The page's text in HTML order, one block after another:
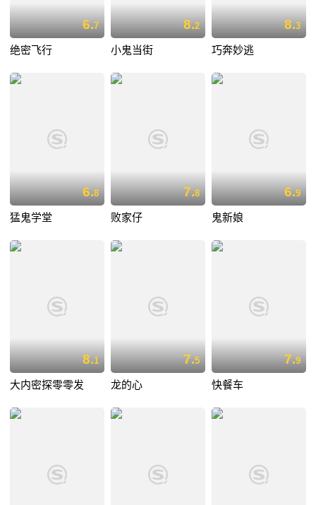
6.7
绝密飞行
8.2
小鬼当街
8.3
巧奔妙逃
6.8
猛鬼学堂
7.8
败家仔
6.9
鬼新娘
8.1
大内密探零零发
7.5
龙的心
7.9
快餐车